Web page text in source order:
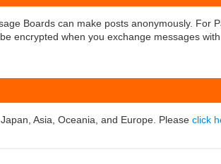
Boards can make posts anonymously. For
encrypted when you exchange messages
Asia, Oceania, and Europe. Please click